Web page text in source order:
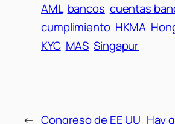
AML bancos cuentas
cumplimiento HKMA
KYC MAS Singapur
← Congreso de EE UU Hay